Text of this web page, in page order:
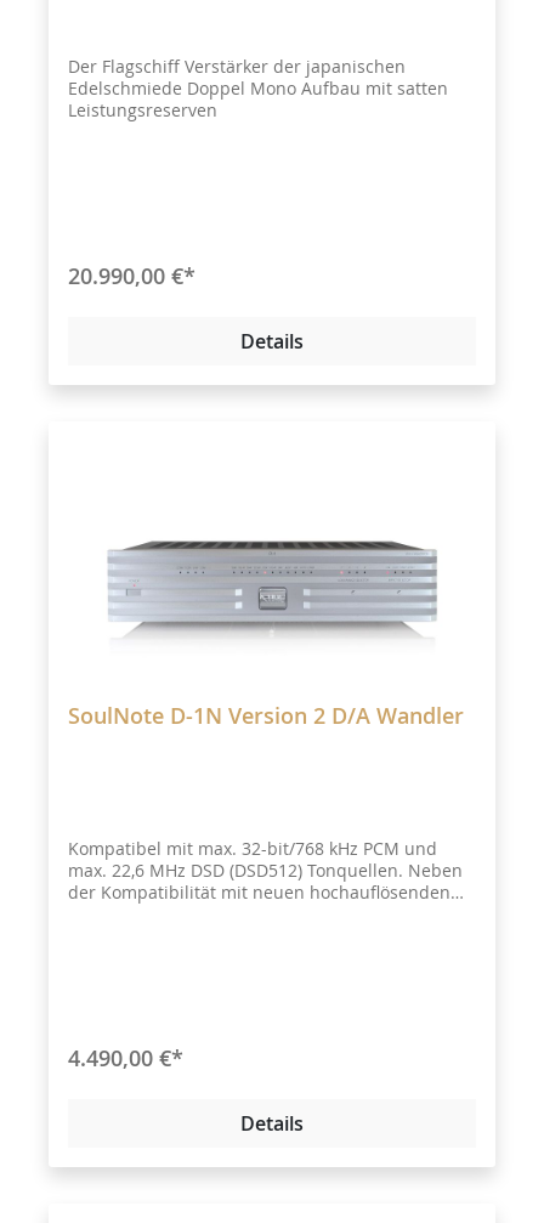
Der Flagschiff Verstärker der japanischen
Edelschmiede Doppel Mono Aufbau mit satten
Leistungsreserven
20.990,00 €*
Details
SoulNote D-1N Version 2 D/A Wandler
Kompatibel mit max. 32-bit/768 kHz PCM und
max. 22,6 MHz DSD (DSD512) Tonquellen. Neben
der Kompatibilität mit neuen hochauflösenden
4.490,00 €*
Details